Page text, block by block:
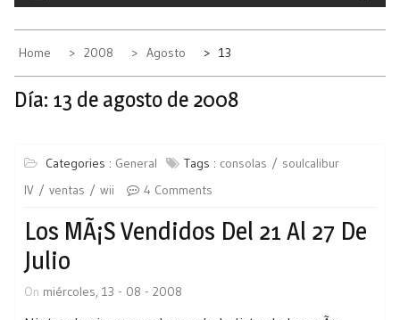
Home 2008 Agosto 13
Día: 13 de agosto de 2008
Categories : General Tags : consolas
soulcalibur
IV
ventas wii 4 Comments
Los MÃ¡s Vendidos Del 21 Al 27 De
Julio
On miércoles, 13 - 08 - 2008